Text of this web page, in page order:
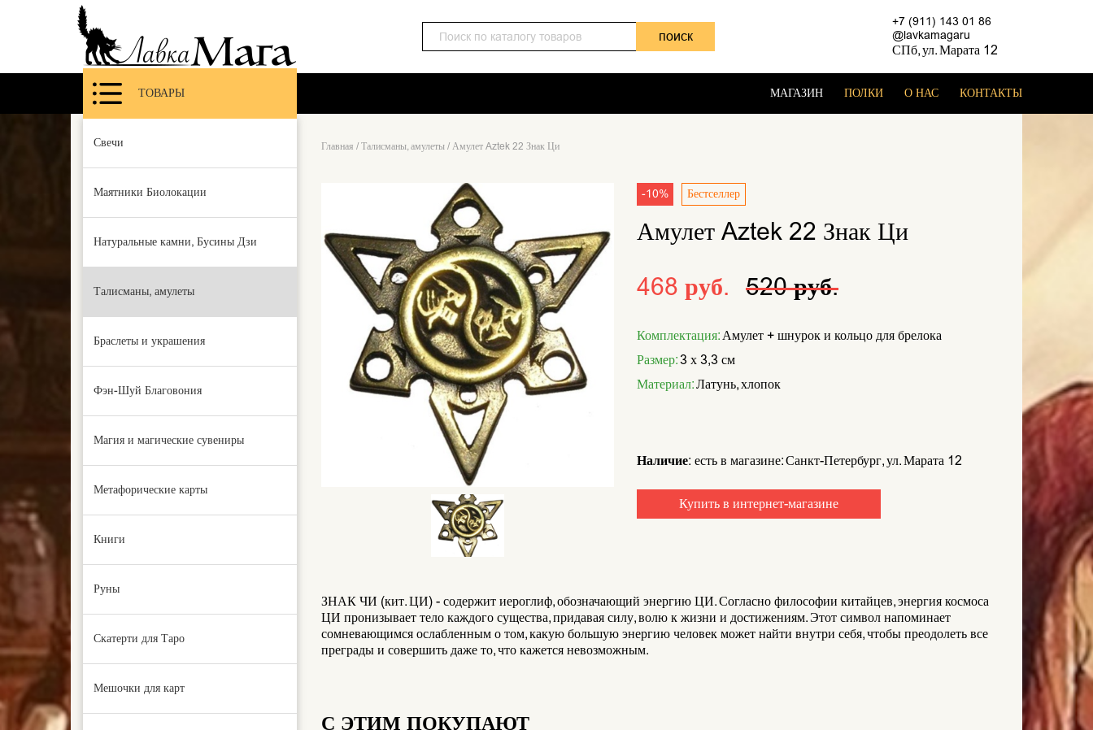
поиск
+7 (911) 143 01 86
@lavkamagaru
СПб, ул. Марата 12
ТОВАРЫ МАГАЗИН ПОЛКИ О НАС КОНТАКТЫ
Свечи
Маятники Биолокации
Натуральные камни, Бусины Дзи
Талисманы, амулеты
Браслеты и украшения
Фэн-Шуй Благовония
Магия и магические сувениры
Метафорические карты
Книги
Руны
Скатерти для Таро
Мешочки для карт
Главная / Талисманы, амулеты / Амулет Aztek 22 Знак Ци
-10% Бестселлер
Амулет Aztek 22 Знак Ци
468 руб.
520 руб.
Комплектация:Амулет + шнурок и кольцо для брелока
Размер:3 х 3,3 см
Материал:Латунь, хлопок
Наличие: есть в магазине: Санкт-Петербург, ул. Марата 12
Купить в интернет-магазине
ЗНАК ЧИ (кит. ЦИ) - содержит иероглиф, обозначающий энергию ЦИ. Согласно философии китайцев, энергия космоса
ЦИ пронизывает тело каждого существа, придавая силу, волю к жизни и достижениям. Этот символ напоминает
сомневающимся ослабленным о том, какую большую энергию человек может найти внутри себя, чтобы преодолеть все
преграды и совершить даже то, что кажется невозможным.
С ЭТИМ ПОКУПАЮТ